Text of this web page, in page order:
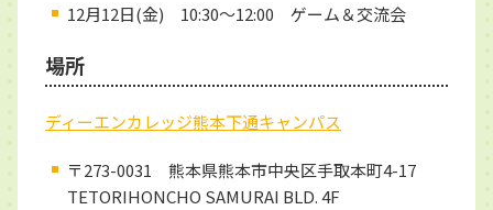
12月12日(金) 10:30～12:00 ゲーム＆交流会
場所
ディーエンカレッジ熊本下通キャンパス
〒273-0031 熊本県熊本市中央区手取本町4-17
TETORIHONCHO SAMURAI BLD. 4F